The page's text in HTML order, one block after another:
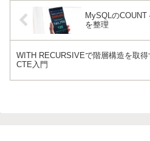
MySQLの
を整理
WITH RECURSIVEで階層構造を取
CTE入門